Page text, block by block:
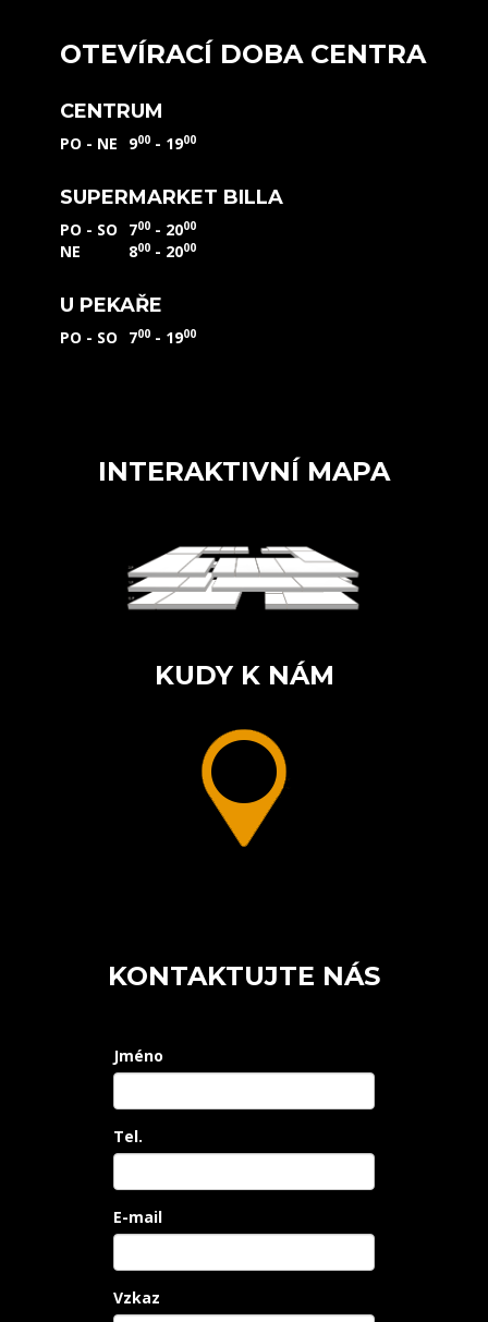
OTEVÍRACÍ DOBA CENTRA
CENTRUM
PO - NE 900 - 1900
SUPERMARKET BILLA
PO - SO 700 - 2000
NE 800 - 2000
U PEKAŘE
PO - SO 700 - 1900
INTERAKTIVNÍ MAPA
KUDY K NÁM
KONTAKTUJTE NÁS
Jméno
Tel.
E-mail
Vzkaz